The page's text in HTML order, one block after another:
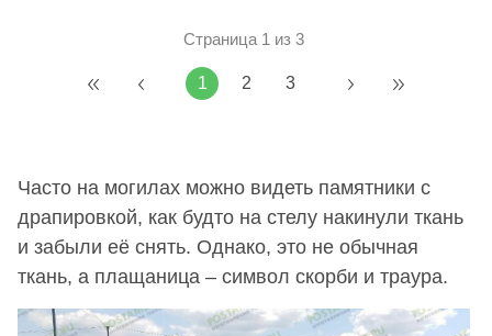
Страница 1 из 3
1 2 3
Часто на могилах можно видеть памятники с
драпировкой, как будто на стелу накинули ткань
и забыли её снять. Однако, это не обычная
ткань, а плащаница – символ скорби и траура.